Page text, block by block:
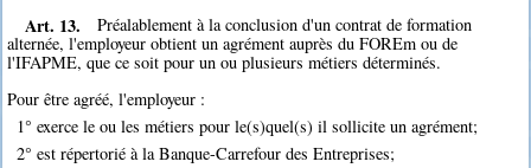
Art. 13.
Préalablement à la conclusion d'un contrat de formation
alternée, l'employeur obtient un agrément auprès du FOREm ou de
l'IFAPME, que ce soit pour un ou plusieurs métiers déterminés.
Pour être agréé, l'employeur :
1° exerce le ou les métiers pour le(s)quel(s) il sollicite un agrément;
2° est répertorié à la Banque-Carrefour des Entreprises;